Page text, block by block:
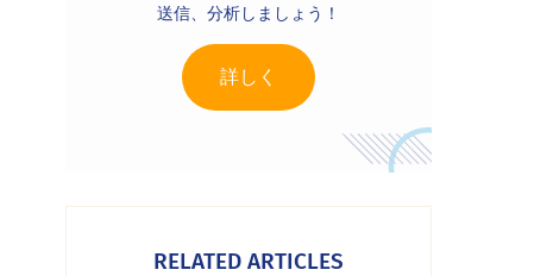
送信、分析しましょう！
詳しく
RELATED ARTICLES